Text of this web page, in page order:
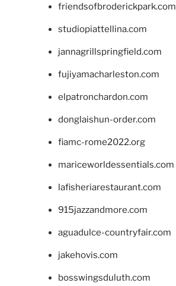
friendsofbroderickpark.com
studiopiattellina.com
jannagrillspringfield.com
fujiyamacharleston.com
elpatronchardon.com
donglaishun-order.com
fiamc-rome2022.org
mariceworldessentials.com
lafisheriarestaurant.com
915jazzandmore.com
aguadulce-countryfair.com
jakehovis.com
bosswingsduluth.com